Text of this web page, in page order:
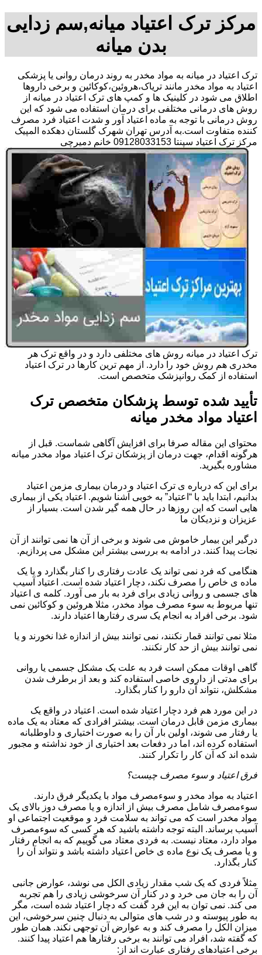
مرکز ترک اعتیاد میانه,سم زدایی
بدن میانه
ترک اعتیاد در میانه به مواد مخدر به روند درمان روانی یا پزشکی
اعتیاد به مواد مخدر مانند تریاک،هروئین،کوکائین و برخی داروها
اطلاق می شود در کلینیک ها و کمپ های ترک اعتیاد در میانه از
روش های درمانی مختلفی برای درمان استفاده می شود که این
روش درمانی با توجه به ماده اعتیاد آور و شدت اعتیاد فرد مصرف
کننده متفاوت است.به آدرس تهران شهرک گلستان دهکده المپیک
مرکز ترک اعتیاد سپنتا 09128033153 خانم دمیرچی
ترک اعتیاد در میانه روش های مختلفی دارد و در واقع ترک هر
مخدری هم روش خود را دارد. از مهم ترین کارها در ترک اعتیاد
استفاده از کمک روانپزشک متخصص است.
تأیید شده توسط پزشکان متخصص ترک
اعتیاد مواد مخدر میانه
محتوای این مقاله صرفا برای افزایش آگاهی شماست. قبل از
هرگونه اقدام، جهت درمان از پزشکان ترک اعتیاد مواد مخدر میانه
مشاوره بگیرید.
برای این که درباره ی ترک اعتیاد و درمان بیماری مزمن اعتیاد
بدانیم، ابتدا باید با “اعتیاد” به خوبی آشنا شویم. اعتیاد یکی از بیماری
هایی است که این روزها در حال همه گیر شدن است. بسیار از
عزیزان و نزدیکان ما
درگیر این بیمار خاموش می شوند و برخی از آن ها نمی توانند از آن
نجات پیدا کنند. در ادامه به بررسی بیشتر این مشکل می پردازیم.
هنگامی که فرد نمی تواند یک عادت رفتاری را کنار بگذارد و یا یک
ماده ی خاص را مصرف نکند، دچار اعتیاد شده است. اعتیاد آسیب
های جسمی و روانی زیادی برای فرد به بار می آورد. کلمه ی اعتیاد
تنها مربوط به سوء مصرف مواد مخدر، مثلا هروئین و کوکائین نمی
شود. برخی افراد به انجام یک سری رفتارها اعتیاد دارند.
مثلا نمی توانند قمار نکنند، نمی توانند بیش از اندازه غذا نخورند و یا
نمی توانند بیش از حد کار نکنند.
گاهی اوقات ممکن است فرد به علت یک مشکل جسمی یا روانی
برای مدتی از داروی خاصی استفاده کند و بعد از برطرف شدن
مشکلش، نتواند آن دارو را کنار بگذارد.
در این مورد هم فرد دچار اعتیاد شده است. اعتیاد در واقع یک
بیماری مزمن قابل درمان است. بیشتر افرادی که معتاد به یک ماده
یا رفتار می شوند، اولین بار آن را به صورت اختیاری و داوطلبانه
استفاده کرده اند، اما در دفعات بعد اختیاری از خود نداشته و مجبور
شده اند که آن کار را تکرار کنند.
فرق اعتیاد و سوء مصرف چیست؟
اعتیاد به مواد مخدر و سوءمصرف مواد با یکدیگر فرق دارند.
سوءمصرف شامل مصرف بیش از اندازه و یا مصرف دوز بالای یک
مواد مخدر است که می تواند به سلامت فرد و موقعیت اجتماعی او
آسیب برساند. البته توجه داشته باشید که هر کسی که سوءمصرف
مواد دارد، معتاد نیست. به فردی معتاد می گوییم که به انجام رفتار
و یا مصرف یک نوع ماده ی خاص اعتیاد داشته باشد و نتواند آن را
کنار بگذارد.
مثلاً فردی که یک شب مقدار زیادی الکل می نوشد، عوارض جانبی
آن را به جان می خرد و در کنار آن سرخوشی زیادی را هم تجربه
می کند. نمی توان به این فرد گفت که دچار اعتیاد شده است، مگر
به طور پیوسته و در شب های متوالی به دنبال چنین سرخوشی، این
میزان الکل را مصرف کند و به عوارض آن توجهی نکند. همان طور
که گفته شد، افراد می توانند به برخی رفتارها هم اعتیاد پیدا کنند.
برخی اعتیادهای رفتاری عبارت اند از: